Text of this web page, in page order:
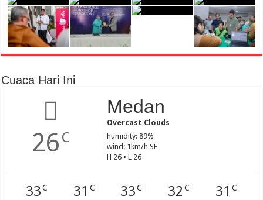
Cuaca Hari Ini
26 C
Medan
Overcast Clouds
humidity: 89%
wind: 1km/h SE
H 26 • L 26
33C 31 C 33 C 32 C 31 C